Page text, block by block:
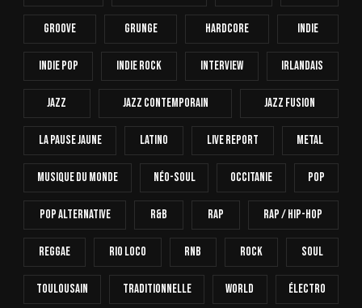
Groove Grunge Hardcore INDIE
Indie Pop Indie Rock Interview Irlandais
Jazz Jazz Contemporain Jazz Fusion
La Pause Jaune Latino Live Report Metal
Musique Du Monde Néo-Soul Occitanie Pop
Pop Alternative R&B Rap Rap / Hip-Hop
Reggae Rio Loco RnB Rock Soul
Toulousain Traditionnelle World Électro